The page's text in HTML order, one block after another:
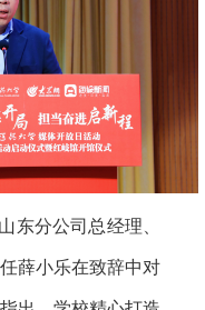
东分公司总经理、
薛小乐在致辞中对